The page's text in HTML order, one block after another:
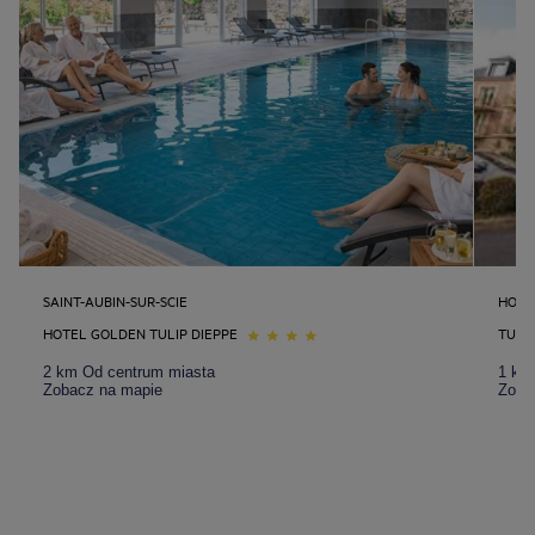
SAINT-AUBIN-SUR-SCIE
HOTEL GOLDEN TULIP DIEPPE
2 km Od centrum miasta
Zobacz na mapie
1